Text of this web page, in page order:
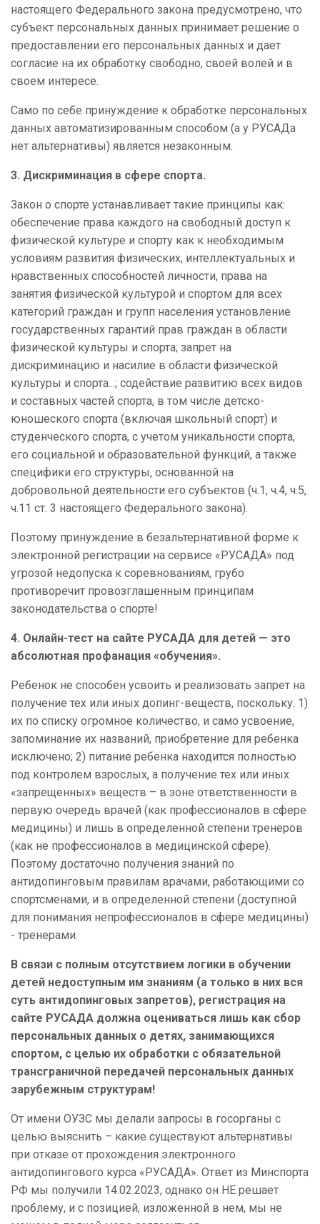
настоящего Федерального закона предусмотрено, что
субъект персональных данных принимает решение о
предоставлении его персональных данных и дает
согласие на их обработку свободно, своей волей и в
своем интересе.
Само по себе принуждение к обработке персональных
данных автоматизированным способом (а у РУСАДа
нет альтернативы) является незаконным.
3. Дискриминация в сфере спорта.
Закон о спорте устанавливает такие принципы как:
обеспечение права каждого на свободный доступ к
физической культуре и спорту как к необходимым
условиям развития физических, интеллектуальных и
нравственных способностей личности, права на
занятия физической культурой и спортом для всех
категорий граждан и групп населения установление
государственных гарантий прав граждан в области
физической культуры и спорта; запрет на
дискриминацию и насилие в области физической
культуры и спорта...; содействие развитию всех видов
и составных частей спорта, в том числе детско-
юношеского спорта (включая школьный спорт) и
студенческого спорта, с учетом уникальности спорта,
его социальной и образовательной функций, а также
специфики его структуры, основанной на
добровольной деятельности его субъектов (ч.1, ч.4, ч.5,
ч.11 ст. 3 настоящего Федерального закона).
Поэтому принуждение в безальтернативной форме к
электронной регистрации на сервисе «РУСАДА» под
угрозой недопуска к соревнованиям, грубо
противоречит провозглашенным принципам
законодательства о спорте!
4. Онлайн-тест на сайте РУСАДА для детей — это
абсолютная профанация «обучения».
Ребенок не способен усвоить и реализовать запрет на
получение тех или иных допинг-веществ, поскольку: 1)
их по списку огромное количество, и само усвоение,
запоминание их названий, приобретение для ребенка
исключено; 2) питание ребенка находится полностью
под контролем взрослых, а получение тех или иных
«запрещенных» веществ – в зоне ответственности в
первую очередь врачей (как профессионалов в сфере
медицины) и лишь в определенной степени тренеров
(как не профессионалов в медицинской сфере).
Поэтому достаточно получения знаний по
антидопинговым правилам врачами, работающими со
спортсменами, и в определенной степени (доступной
для понимания непрофессионалов в сфере медицины)
- тренерами.
В связи с полным отсутствием логики в обучении
детей недоступным им знаниям (а только в них вся
суть антидопинговых запретов), регистрация на
сайте РУСАДА должна оцениваться лишь как сбор
персональных данных о детях, занимающихся
спортом, с целью их обработки с обязательной
трансграничной передачей персональных данных
зарубежным структурам!
От имени ОУЗС мы делали запросы в госорганы с
целью выяснить – какие существуют альтернативы
при отказе от прохождения электронного
антидопингового курса «РУСАДА». Ответ из Минспорта
РФ мы получили 14.02.2023, однако он НЕ решает
проблему, и с позицией, изложенной в нем, мы не